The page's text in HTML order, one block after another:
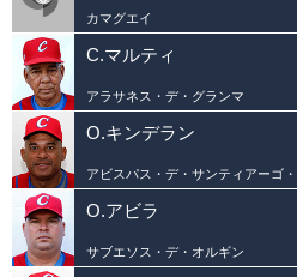
カマグエイ
C.マルティ
アラサネス・デ・グランマ
O.キンデラン
アビスパス・デ・サンティアーゴ
O.アビラ
サブエソス・デ・オルギン